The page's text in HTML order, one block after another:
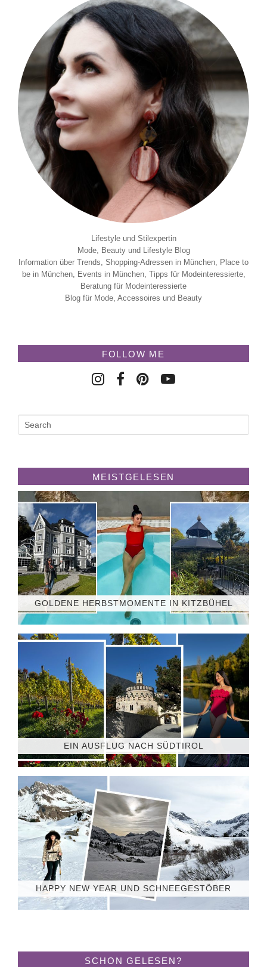
Lifestyle und Stilexpertin
Mode, Beauty und Lifestyle Blog
Information über Trends, Shopping-Adressen in München, Place to
be in München, Events in München, Tipps für Modeinteressierte,
Beratung für Modeinteressierte
Blog für Mode, Accessoires und Beauty
FOLLOW ME
MEISTGELESEN
GOLDENE HERBSTMOMENTE IN KITZBÜHEL
EIN AUSFLUG NACH SÜDTIROL
HAPPY NEW YEAR UND SCHNEEGESTÖBER
SCHON GELESEN?